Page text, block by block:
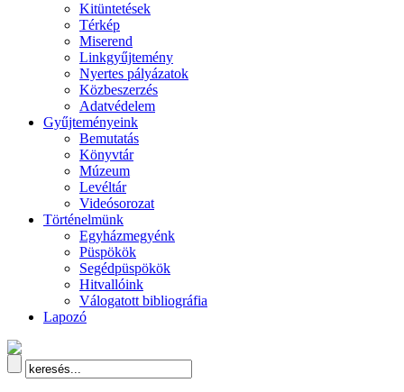
Kitüntetések
Térkép
Miserend
Linkgyűjtemény
Nyertes pályázatok
Közbeszerzés
Adatvédelem
Gyűjteményeink
Bemutatás
Könyvtár
Múzeum
Levéltár
Videósorozat
Történelmünk
Egyházmegyénk
Püspökök
Segédpüspökök
Hitvallóink
Válogatott bibliográfia
Lapozó